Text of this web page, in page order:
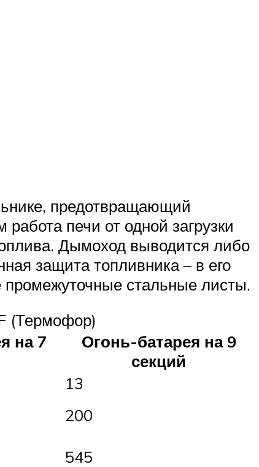
предотвращающий
печи от одной загрузки
Дымоход выводится либо
защита топливника – в его
промежуточные стальные листы.
(Термофор)
на 7
Огонь-батарея на 9
секций
13
200
545